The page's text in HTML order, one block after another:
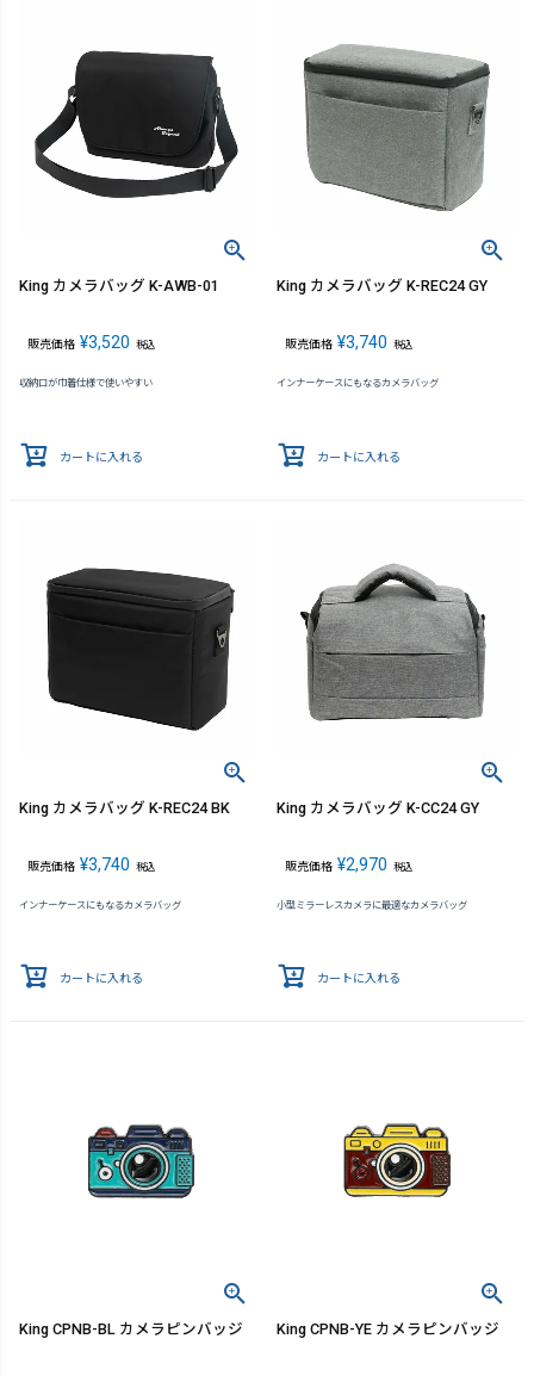
King カメラバッグ K-AWB-01
販売価格 ¥3,520 税込
収納口が巾着仕様で使いやすい
カートに入れる
King カメラバッグ K-REC24 GY
販売価格 ¥3,740 税込
インナーケースにもなるカメラバッグ
カートに入れる
King カメラバッグ K-REC24 BK
販売価格 ¥3,740 税込
インナーケースにもなるカメラバッグ
カートに入れる
King カメラバッグ K-CC24 GY
販売価格 ¥2,970 税込
小型ミラーレスカメラに最適なカメラバッグ
カートに入れる
King CPNB-BL カメラピンバッジ King CPNB-YE カメラピンバッジ